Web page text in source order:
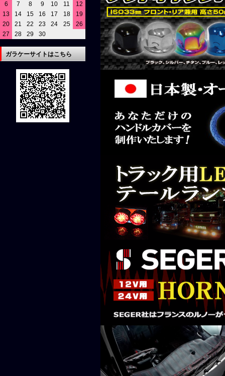
6
7 8 9 10 11
12
13
14 15 16 17 18
19
20
21 22 23 24 25
26
27
28 29 30
ガラケーサイトはこちら